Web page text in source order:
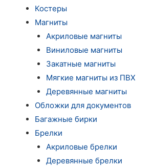
Костеры
Магниты
Акриловые магниты
Виниловые магниты
Закатные магниты
Мягкие магниты из ПВХ
Деревянные магниты
Обложки для документов
Багажные бирки
Брелки
Акриловые брелки
Деревянные брелки